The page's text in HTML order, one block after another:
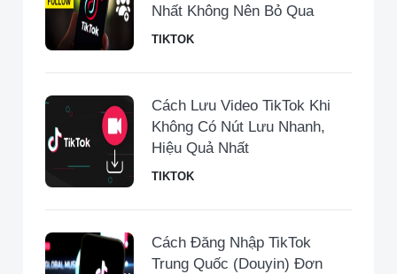
Nhất Không Nên Bỏ Qua
TIKTOK
Cách Lưu Video TikTok Khi
Không Có Nút Lưu Nhanh,
Hiệu Quả Nhất
TIKTOK
Cách Đăng Nhập TikTok
Trung Quốc (Douyin) Đơn